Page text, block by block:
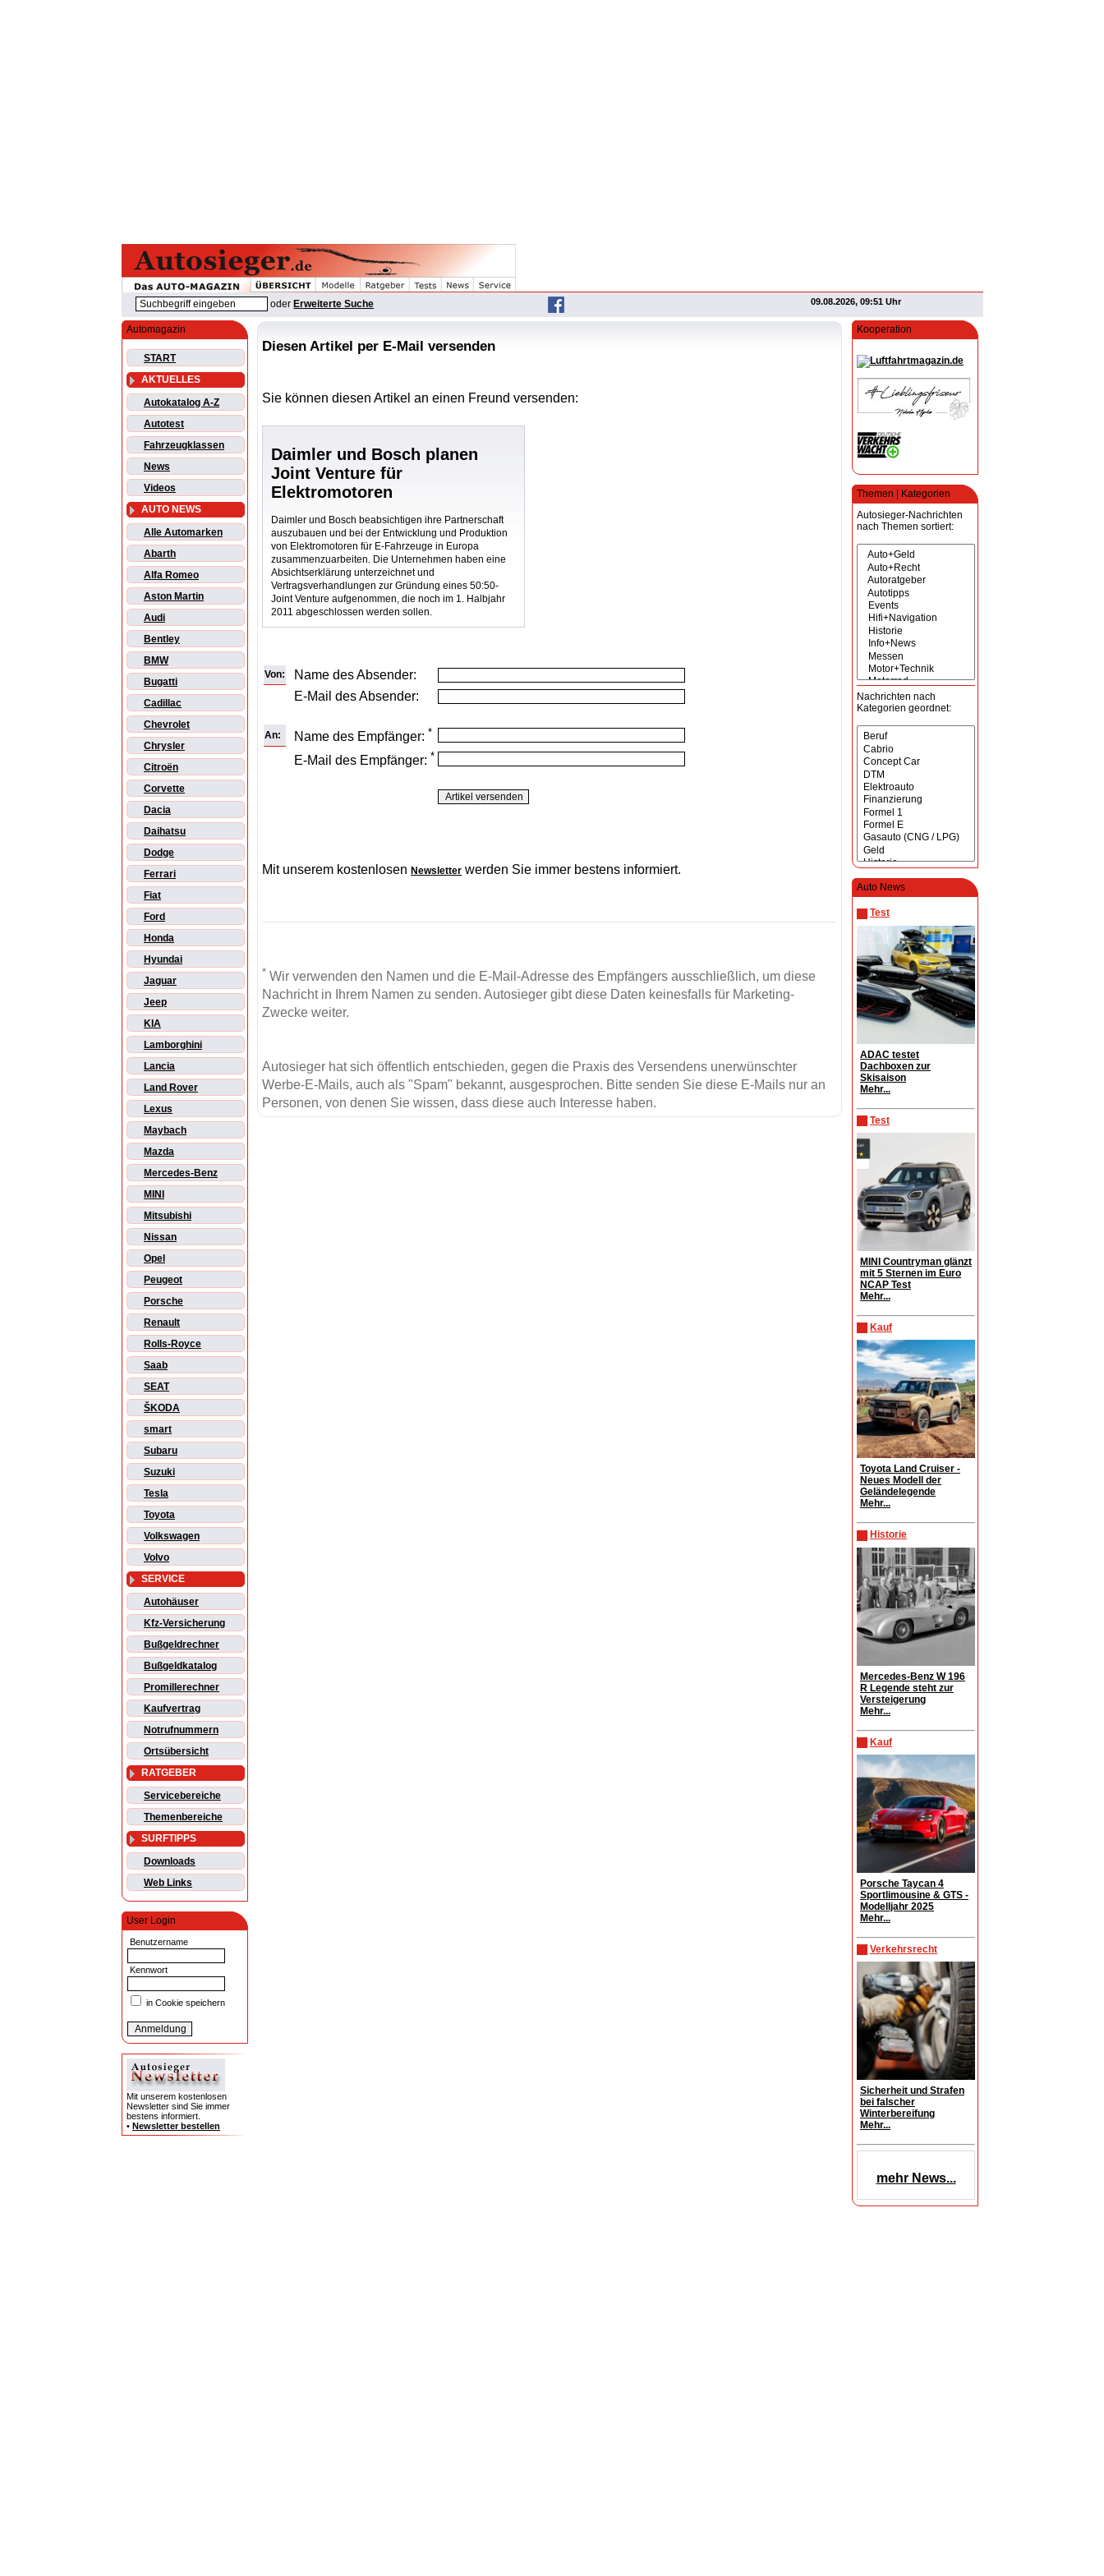
oder Erweiterte Suche 09.08.2026, 09:51 Uhr
Automagazin
START
AKTUELLES
Autokatalog A-Z
Autotest
Fahrzeugklassen
News
Videos
AUTO NEWS
Alle Automarken
Abarth
Alfa Romeo
Aston Martin
Audi
Bentley
BMW
Bugatti
Cadillac
Chevrolet
Chrysler
Citroën
Corvette
Dacia
Daihatsu
Dodge
Ferrari
Fiat
Ford
Honda
Hyundai
Jaguar
Jeep
KIA
Lamborghini
Lancia
Land Rover
Lexus
Maybach
Mazda
Mercedes-Benz
MINI
Mitsubishi
Nissan
Opel
Peugeot
Porsche
Renault
Rolls-Royce
Saab
SEAT
ŠKODA
smart
Subaru
Suzuki
Tesla
Toyota
Volkswagen
Volvo
SERVICE
Autohäuser
Kfz-Versicherung
Bußgeldrechner
Bußgeldkatalog
Promillerechner
Kaufvertrag
Notrufnummern
Ortsübersicht
RATGEBER
Servicebereiche
Themenbereiche
SURFTIPPS
Downloads
Web Links
User Login
Benutzername
Kennwort
in Cookie speichern
Mit unserem kostenlosen
Newsletter sind Sie immer
bestens informiert.
• Newsletter bestellen
Kooperation
Themen | Kategorien
Autosieger-Nachrichten
nach Themen sortiert:
Nachrichten nach
Kategorien geordnet:
Auto News
Test
ADAC testet
Dachboxen zur
Skisaison
Mehr...
Test
MINI Countryman glänzt
mit 5 Sternen im Euro
NCAP Test
Mehr...
Kauf
Toyota Land Cruiser -
Neues Modell der
Geländelegende
Mehr...
Historie
Mercedes-Benz W 196
R Legende steht zur
Versteigerung
Mehr...
Kauf
Porsche Taycan 4
Sportlimousine & GTS -
Modelljahr 2025
Mehr...
Verkehrsrecht
Sicherheit und Strafen
bei falscher
Winterbereifung
Mehr...
mehr News...
Diesen Artikel per E-Mail versenden
Sie können diesen Artikel an einen Freund versenden:
Daimler und Bosch planen
Joint Venture für
Elektromotoren
Daimler und Bosch beabsichtigen ihre Partnerschaft
auszubauen und bei der Entwicklung und Produktion
von Elektromotoren für E-Fahrzeuge in Europa
zusammenzuarbeiten. Die Unternehmen haben eine
Absichtserklärung unterzeichnet und
Vertragsverhandlungen zur Gründung eines 50:50-
Joint Venture aufgenommen, die noch im 1. Halbjahr
2011 abgeschlossen werden sollen.
Von:
Name des Absender:
E-Mail des Absender:
An: Name des Empfänger: *
E-Mail des Empfänger: *
Mit unserem kostenlosen Newsletter werden Sie immer bestens informiert.
* Wir verwenden den Namen und die E-Mail-Adresse des Empfängers ausschließlich, um diese
Nachricht in Ihrem Namen zu senden. Autosieger gibt diese Daten keinesfalls für Marketing-
Zwecke weiter.
Autosieger hat sich öffentlich entschieden, gegen die Praxis des Versendens unerwünschter
Werbe-E-Mails, auch als "Spam" bekannt, ausgesprochen. Bitte senden Sie diese E-Mails nur an
Personen, von denen Sie wissen, dass diese auch Interesse haben.